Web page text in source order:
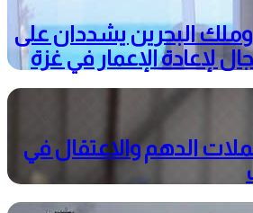
البحرين يشددان على
لإعادة الإعمار في غزة
الدهم والاعتقال في